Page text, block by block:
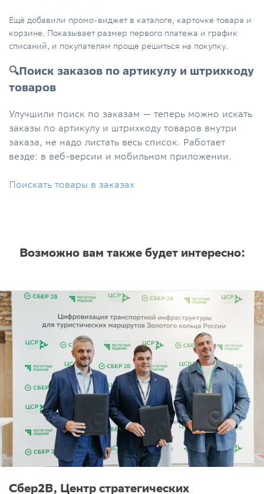
Ещё добавили промо-виджет в каталоге, карточке товара и
корзине. Показывает размер первого платежа и график
списаний, и покупателям проще решиться на покупку.
🔍Поиск заказов по артикулу и штрихкоду
товаров
Улучшили поиск по заказам — теперь можно искать
заказы по артикулу и штрихкоду товаров внутри
заказа, не надо листать весь список. Работает
везде: в веб-версии и мобильном приложении.
Поискать товары в заказах
Возможно вам также будет интересно:
Сбер2B, Центр стратегических